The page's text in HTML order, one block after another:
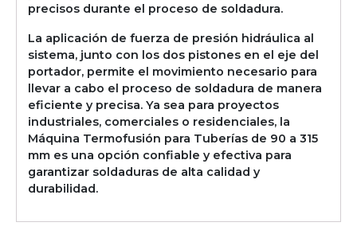
precisos durante el proceso de soldadura.
La aplicación de fuerza de presión hidráulica al
sistema, junto con los dos pistones en el eje del
portador, permite el movimiento necesario para
llevar a cabo el proceso de soldadura de manera
eficiente y precisa. Ya sea para proyectos
industriales, comerciales o residenciales, la
Máquina Termofusión para Tuberías de 90 a 315
mm es una opción confiable y efectiva para
garantizar soldaduras de alta calidad y
durabilidad.